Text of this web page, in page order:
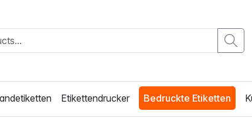
Etikettendrucker Bedruckte Etiketten